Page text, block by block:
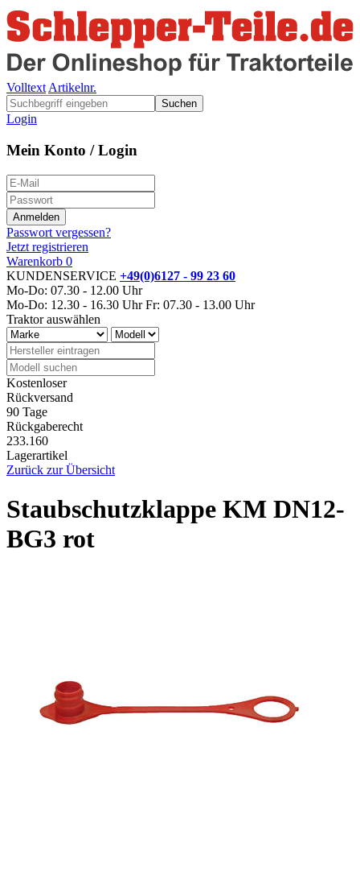
Volltext Artikelnr.
Suchen
Login
Mein Konto / Login
Passwort vergessen?
Jetzt registrieren
Warenkorb 0
KUNDENSERVICE +49(0)6127 - 99 23 60
Mo-Do: 07.30 - 12.00 Uhr
Mo-Do: 12.30 - 16.30 Uhr Fr: 07.30 - 13.00 Uhr
Traktor auswählen
Kostenloser
Rückversand
90 Tage
Rückgaberecht
233.160
Lagerartikel
Zurück zur Übersicht
Staubschutzklappe KM DN12-
BG3 rot